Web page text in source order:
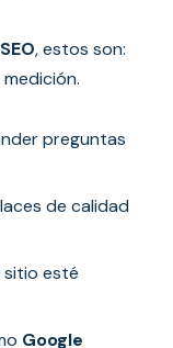
, estos son:
preguntas
de calidad
sitio esté
Google